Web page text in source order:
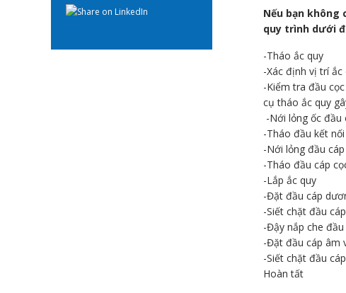
Nếu bạn không
quy trình dưới
-Tháo ắc quy
-Xác định vị trí ắc
-Kiểm tra đầu
cụ tháo ắc quy
-Nới lỏng ốc đầu
-Tháo đầu kết
-Nới lỏng đầu
-Tháo đầu cáp
-Lắp ắc quy
-Đặt đầu cáp
-Siết chặt đầu
-Đậy nắp che
-Đặt đầu cáp âm
-Siết chặt đầu
Hoàn tất